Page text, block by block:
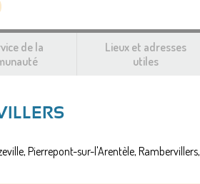
de la
Lieux et adresses
utiles
Pierrepont-sur-l'Arentèle, Rambervillers,